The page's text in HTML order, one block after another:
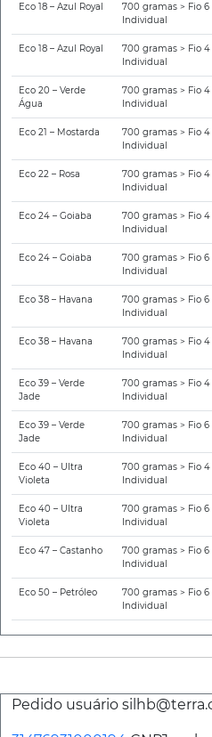
Eco 18 – Azul Royal
700 gramas > Fio 6
Individual
Eco 18 – Azul Royal
700 gramas > Fio 4
Individual
Eco 20 – Verde
Água
700 gramas > Fio 4
Individual
Eco 21 – Mostarda
700 gramas > Fio 4
Individual
Eco 22 – Rosa
700 gramas > Fio 4
Individual
Eco 24 – Goiaba
700 gramas > Fio 4
Individual
Eco 24 – Goiaba
700 gramas > Fio 6
Individual
Eco 38 – Havana
700 gramas > Fio 6
Individual
Eco 38 – Havana
700 gramas > Fio 4
Individual
Eco 39 – Verde
Jade
700 gramas > Fio 4
Individual
Eco 39 – Verde
Jade
700 gramas > Fio 6
Individual
Eco 40 – Ultra
Violeta
700 gramas > Fio 4
Individual
Eco 40 – Ultra
Violeta
700 gramas > Fio 6
Individual
Eco 47 – Castanho
700 gramas > Fio 6
Individual
Eco 50 – Petróleo
700 gramas > Fio 6
Individual
Pedido usuário